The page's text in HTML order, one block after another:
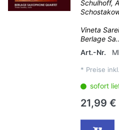
Schulhoff,
Vineta
Berlage
Art.-Nr.
* Preise
sofort
21,99 €